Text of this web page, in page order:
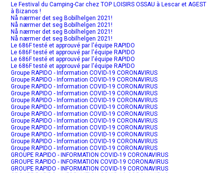
Le Festival du Camping-Car chez TOP LOISIRS OSSAU à Lescar et AGEST
à Bizanos !
Nå nærmer det seg Bobilhelgen 2021!
Nå nærmer det seg Bobilhelgen 2021!
Nå nærmer det seg Bobilhelgen 2021!
Nå nærmer det seg Bobilhelgen 2021!
Le 686F testé et approuvé par l'équipe RAPIDO
Le 686F testé et approuvé par l'équipe RAPIDO
Le 686F testé et approuvé par l'équipe RAPIDO
Le 686F testé et approuvé par l'équipe RAPIDO
Groupe RAPIDO - Information COVID-19 CORONAVIRUS
Groupe RAPIDO - Information COVID-19 CORONAVIRUS
Groupe RAPIDO - Information COVID-19 CORONAVIRUS
Groupe RAPIDO - Information COVID-19 CORONAVIRUS
Groupe RAPIDO - Information COVID-19 CORONAVIRUS
Groupe RAPIDO - Information COVID-19 CORONAVIRUS
Groupe RAPIDO - Information COVID-19 CORONAVIRUS
Groupe RAPIDO - Information COVID-19 CORONAVIRUS
Groupe RAPIDO - Information COVID-19 CORONAVIRUS
Groupe RAPIDO - Information COVID-19 CORONAVIRUS
Groupe RAPIDO - Information COVID-19 CORONAVIRUS
Groupe RAPIDO - Information COVID-19 CORONAVIRUS
GROUPE RAPIDO - INFORMATION COVID-19 CORONAVIRUS
GROUPE RAPIDO - INFORMATION COVID-19 CORONAVIRUS
GROUPE RAPIDO - INFORMATION COVID-19 CORONAVIRUS